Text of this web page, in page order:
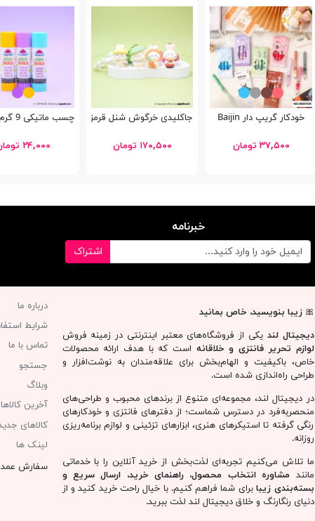
خودکار گریپ دار Baijin
۳۷,۵۰۰ تومان
جاکلیدی خرگوش شنل قرمزی
۱۷۰,۵۰۰ تومان
چسب ماتیکی 9 گرم Schoolfans FA92701
۲۴,۰۰۰ تومان
خبرنامه
اشتراک
🎀زیبا بنویسید، خاص بمانید
دیجیتال لند یکی از فروشگاه‌های معتبر اینترنتی در زمینه فروش
لوازم تحریر فانتزی و خلاقانه است که با هدف ارائه محصولات
خاص، باکیفیت و الهام‌بخش برای علاقه‌مندان به نوشت‌افزار و
طراحی راه‌اندازی شده است.
در دیجیتال لند، مجموعه‌ای متنوع از برندهای محبوب و طراحی‌های
منحصربه‌فرد در دسترس شماست؛ از دفترهای فانتزی و خودکارهای
رنگی گرفته تا استیکرهای هنری، ابزارهای تزئینی و لوازم برنامه‌ریزی
روزانه.
ما تلاش می‌کنیم تجربه‌ای لذت‌بخش از خرید آنلاین را با خدماتی
مانند مشاوره انتخاب محصول، راهنمای خرید، ارسال سریع و
بسته‌بندی زیبابرای شما فراهم کنیم. با خیال راحت خرید کنید و از
دنیای رنگارنگ و خلاق دیجیتال لند لذت ببرید.
درباره ما
شرایط
تماس با ما
جستجو
وبلاگ
آخرین
کالاهای
لینک ها
سفارش